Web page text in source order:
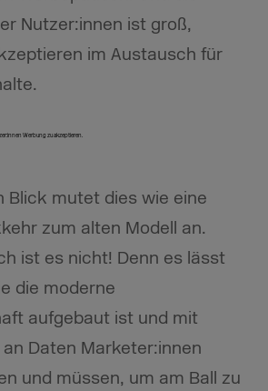
Nutzer:innen ist groß,
im Austausch für
Blick mutet dies wie eine
zum alten Modell an.
ist es nicht! Denn es lässt
die moderne
aufgebaut ist und mit
Daten Marketer:innen
und müssen, um am Ball zu